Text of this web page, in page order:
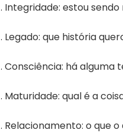
Integridade: estou
Legado: que história
Consciência: há alguma
Maturidade: qual é a
Relacionamento: o que